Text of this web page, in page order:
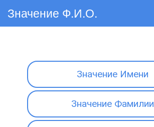
Значение Ф.И.О.
Значение Имени
Значение Фамилии